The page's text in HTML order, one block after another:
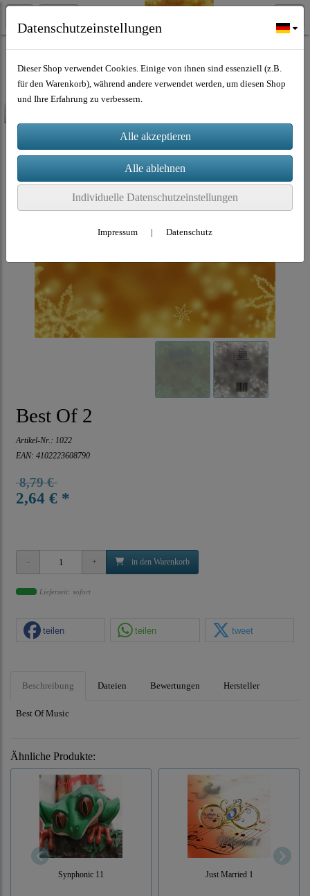
Musik Download
Best Of 2
Artikel-Nr.: 1022
EAN: 4102223608790
8,79 €
2,64 € *
in den Warenkorb
Lieferzeit: sofort
teilen teilen tweet
Beschreibung Dateien Bewertungen Hersteller
Best Of Music
Ähnliche Produkte:
Synphonic 11 Just Married 1
Datenschutzeinstellungen
Dieser Shop verwendet Cookies. Einige von ihnen sind essenziell (z.B.
für den Warenkorb), während andere verwendet werden, um diesen Shop
und Ihre Erfahrung zu verbessern.
Individuelle Datenschutzeinstellungen
Impressum | Datenschutz